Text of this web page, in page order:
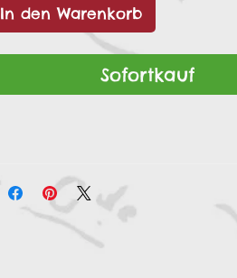
In den Warenkorb
Sofortkauf